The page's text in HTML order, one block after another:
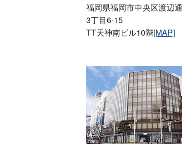
福岡県福岡市中央区渡辺通
3丁目6-15
TT天神南ビル10階[MAP]